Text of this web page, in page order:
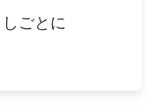
ごとに